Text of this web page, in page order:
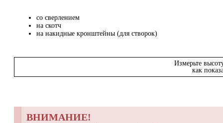
со сверлением
на скотч
на накидные кронштейны (для створок)
Измерьте
как
ВНИМАНИЕ!